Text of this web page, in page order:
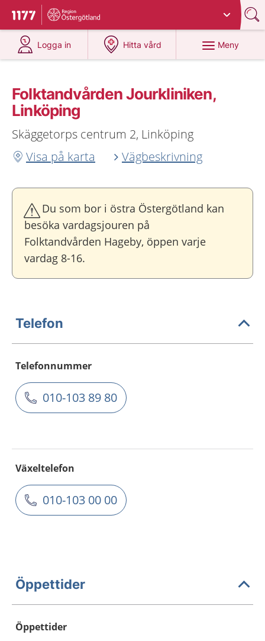
Till startsidan för 1177
Du har valt region
Logga in
på 1177.se
Hitta vård
på 1177.se
Meny
Folktandvården Jourkliniken,
Linköping
Skäggetorps centrum 2, Linköping
Visa på karta
Vägbeskrivning
Du som bor i östra Östergötland kan
besöka vardagsjouren på
Folktandvården Hageby, öppen varje
vardag 8-16.
Telefon
Telefonnummer
010-103 89 80
Växeltelefon
010-103 00 00
Öppettider
Öppettider